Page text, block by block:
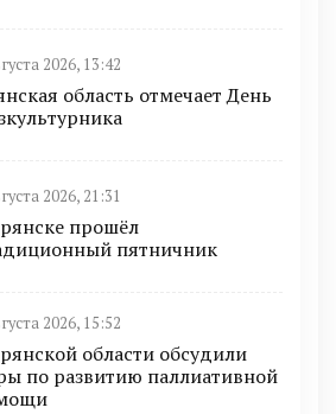
2026, 13:42
область отмечает День
2026, 21:31
прошёл
пятничник
2026, 15:52
области обсудили
по развитию паллиативной